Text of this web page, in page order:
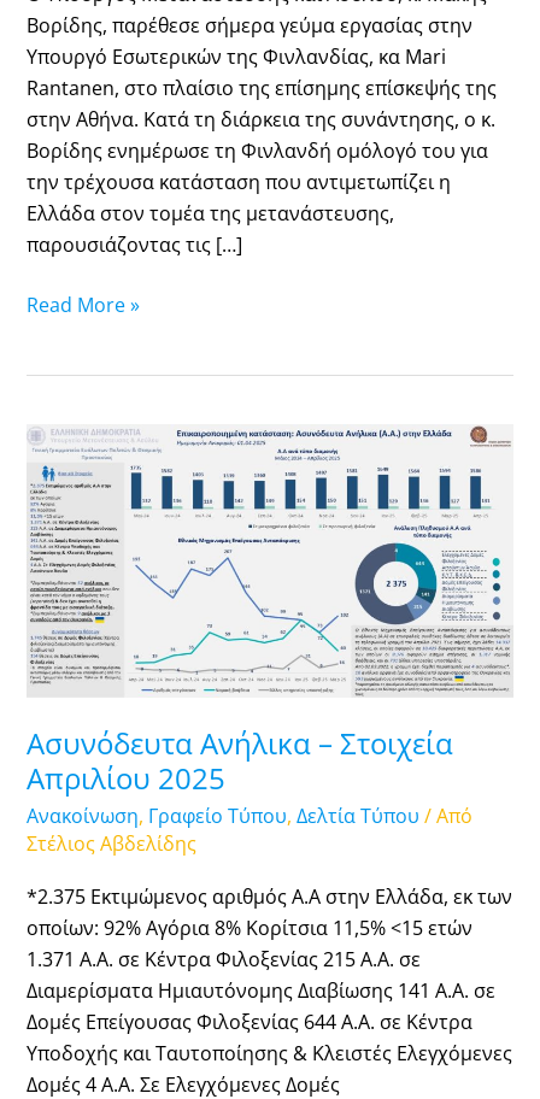
Βορίδης, παρέθεσε σήμερα γεύμα εργασίας στην
Υπουργό Εσωτερικών της Φινλανδίας, κα Mari
Rantanen, στο πλαίσιο της επίσημης επίσκεψής της
στην Αθήνα. Κατά τη διάρκεια της συνάντησης, ο κ.
Βορίδης ενημέρωσε τη Φινλανδή ομόλογό του για
την τρέχουσα κατάσταση που αντιμετωπίζει η
Ελλάδα στον τομέα της μετανάστευσης,
παρουσιάζοντας τις […]
γραμμή
για
τις
επιστροφές
μεταναστών
Read More »
Ασυνόδευτα Ανήλικα – Στοιχεία
Απριλίου 2025
Ανακοίνωση, Γραφείο Τύπου, Δελτία Τύπου / Από
Στέλιος Αβδελίδης
*2.375 Εκτιμώμενος αριθμός Α.Α στην Ελλάδα, εκ των
οποίων: 92% Αγόρια 8% Κορίτσια 11,5% <15 ετών
1.371 Α.Α. σε Κέντρα Φιλοξενίας 215 Α.Α. σε
Διαμερίσματα Ημιαυτόνομης Διαβίωσης 141 Α.Α. σε
Δομές Επείγουσας Φιλοξενίας 644 Α.Α. σε Κέντρα
Υποδοχής και Ταυτοποίησης & Κλειστές Ελεγχόμενες
Δομές 4 Α.Α. Σε Ελεγχόμενες Δομές
Ασυνόδευτα
Ανήλικα
–
Στοιχεία
Απριλίου
2025